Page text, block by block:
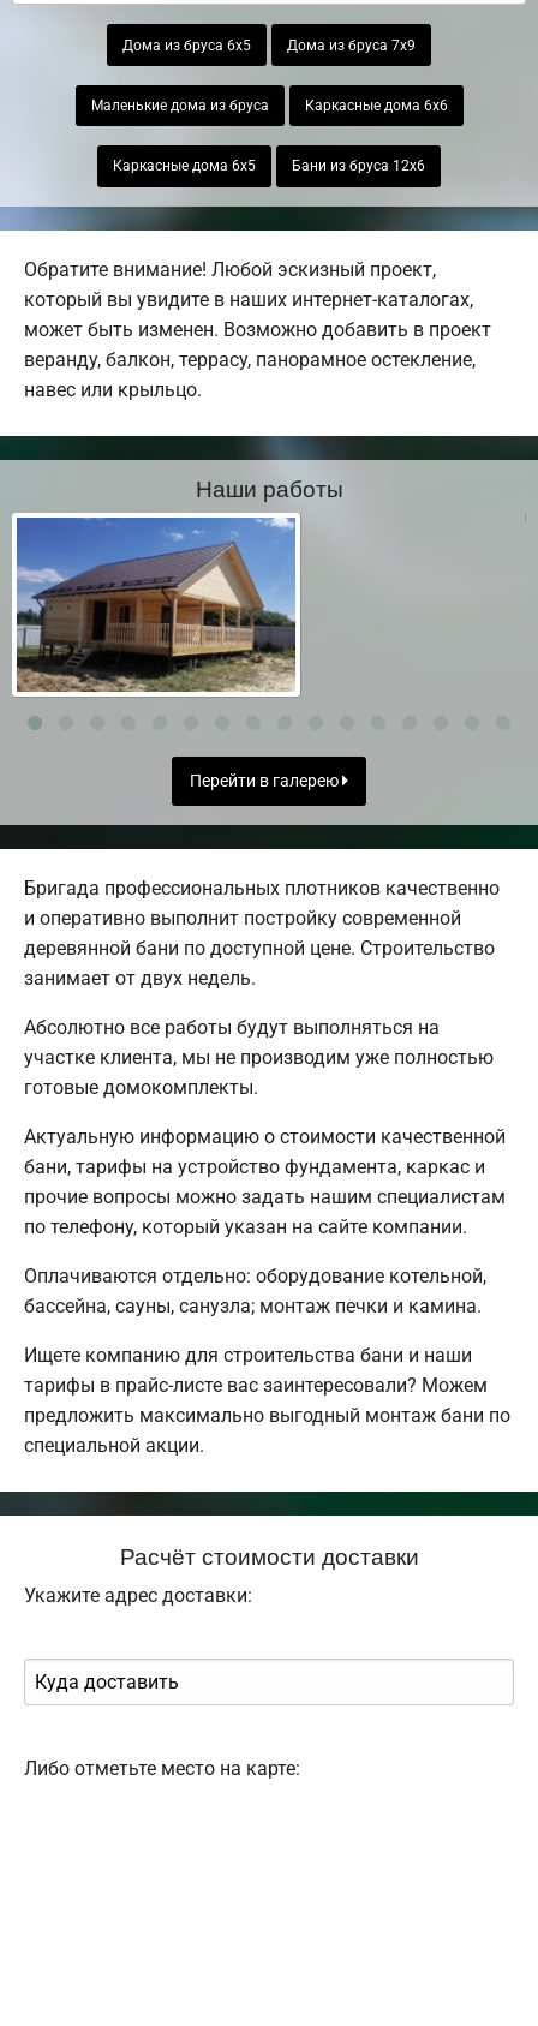
Дома из бруса 6х5 Дома из бруса 7х9
Маленькие дома из бруса Каркасные дома 6х6
Каркасные дома 6х5 Бани из бруса 12х6
Обратите внимание! Любой эскизный проект,
который вы увидите в наших интернет-каталогах,
может быть изменен. Возможно добавить в проект
веранду, балкон, террасу, панорамное остекление,
навес или крыльцо.
Наши работы
Перейти в галерею
Бригада профессиональных плотников качественно
и оперативно выполнит постройку современной
деревянной бани по доступной цене. Строительство
занимает от двух недель.
Абсолютно все работы будут выполняться на
участке клиента, мы не производим уже полностью
готовые домокомплекты.
Актуальную информацию о стоимости качественной
бани, тарифы на устройство фундамента, каркас и
прочие вопросы можно задать нашим специалистам
по телефону, который указан на сайте компании.
Оплачиваются отдельно: оборудование котельной,
бассейна, сауны, санузла; монтаж печки и камина.
Ищете компанию для строительства бани и наши
тарифы в прайс-листе вас заинтересовали? Можем
предложить максимально выгодный монтаж бани по
специальной акции.
Расчёт стоимости доставки
Укажите адрес доставки:
Либо отметьте место на карте: